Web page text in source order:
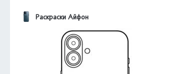
Раскраски Айфон